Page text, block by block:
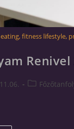
fitness lifestyle,
Renivel